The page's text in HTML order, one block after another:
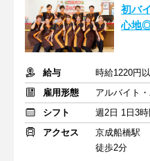
初バ
心地
給与
時給1220円
雇用形態
アルバイト
シフト
週2日 1日3
アクセス
京成船橋駅
徒歩2分